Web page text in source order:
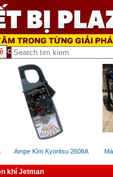
Ampe Kìm Kyoritsu 2608A
khí Jetman